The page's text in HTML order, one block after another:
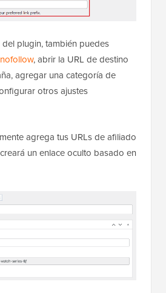
plugin, también puedes
, abrir la URL de destino
agregar una categoría de
otros ajustes
agrega tus URLs de afiliado
un enlace oculto basado en